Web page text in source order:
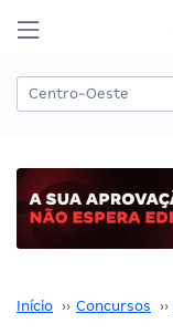
Início ›› Concursos ››